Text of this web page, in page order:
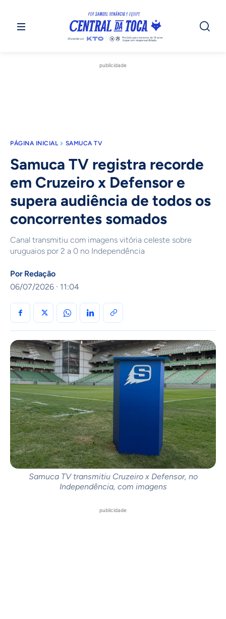
publicidade
PÁGINA INICIAL SAMUCA TV
Samuca TV registra recorde
em Cruzeiro x Defensor e
supera audiência de todos os
concorrentes somados
Canal transmitiu com imagens vitória celeste sobre
uruguaios por 2 a 0 no Independência
Por Redação
06/07/2026 · 11:04
Samuca TV transmitiu Cruzeiro x Defensor, no
Independência, com imagens
publicidade